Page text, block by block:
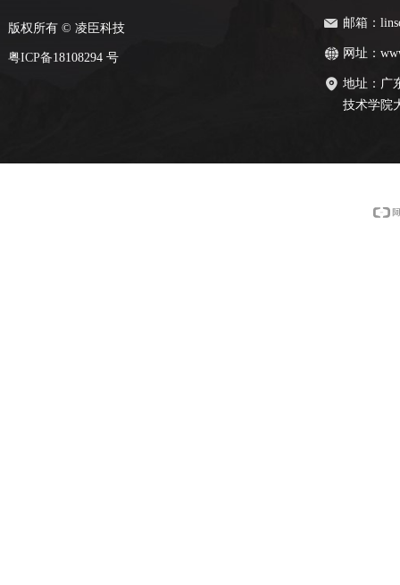
版权所有 © 凌臣科技
粤ICP备18108294 号
邮箱：
网址：
地址： 广
技术学院